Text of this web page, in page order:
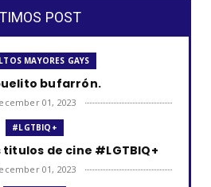
POST
MAYORES GAYS
bufarrón.
01, 2023
#LGTBIQ+
titulos de cine #LGTBIQ+
01, 2023